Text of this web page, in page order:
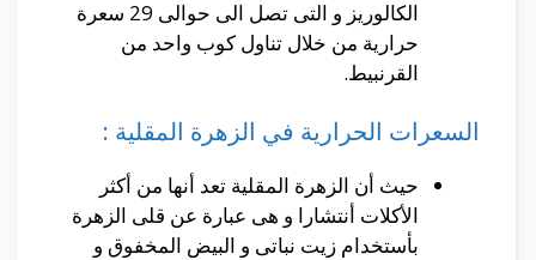
الكالوريز و التى تصل الى حوالى 29 سعرة
حرارية من خلال تناول كوب واحد من
القرنبيط.
السعرات الحرارية في الزهرة المقلية :
حيث أن الزهرة المقلية تعد أنها من أكثر
الأكلات أنتشارا و هى عبارة عن قلى الزهرة
بأستخدام زيت نباتى و البيض المخفوق و